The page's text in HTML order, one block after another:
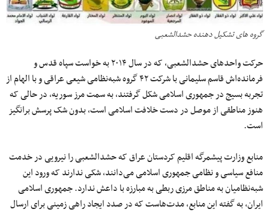
گروه های تشکیل دهنده حشدالشعبی
حرکت واحد‌های حشدالشعبی، که در سال ۲۰۱۴ به خواست سپاه قدس و
فرمانده‌اش قاسم سلیمانی با شرکت ۴۲ گروه شبه‌نظامی شیعی عراقی و با الهام از
تجربه بسیج در جمهوری اسلامی شکل گرفتند، به سمت مرز سوریه، در حالی که
هنوز مناطقی از موصل در دست خلافت اسلامی است، بدون شک پرسش برانگیز
است.
منابع وزارت پیشمرگه اقلیم کردستان عراق که حشدالشعبی را نیرویی در خدمت
منافع سیاسی و نظامی جمهوری اسلامی می‌دانند، شکی ندارند که ورود این
شبه‌نظامیان به مناطق مرزی ربطی به مبارزه با داعش ندارد. جمهوری اسلامی
ایران، به گفته این منابع، مدت‌هاست که در صدد ایجاد راهی زمینی برای ارسال